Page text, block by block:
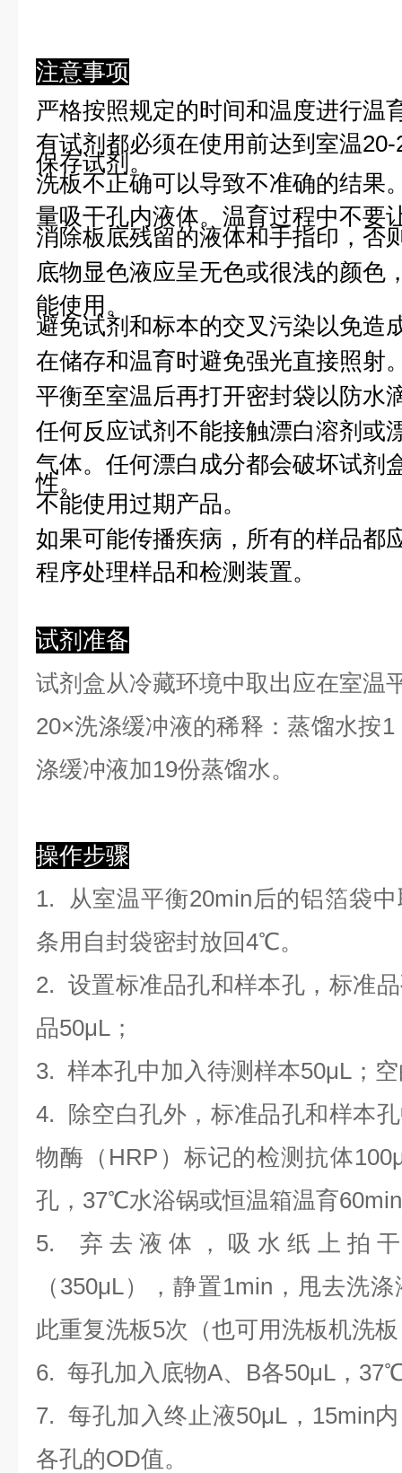
注意事项
严格按照规定的时间和温度进行温
有试剂都必须在使用前达到室温
保存试剂。
洗板不正确可以导致不准确的结果
量吸干孔内液体。温育过程中不要
消除板底残留的液体和手指印，否
底物显色液应呈无色或很浅的颜色
能使用。
避免试剂和标本的交叉污染以免造
在储存和温育时避免强光直接照射
平衡至室温后再打开密封袋以防水
任何反应试剂不能接触漂白溶剂或
气体。任何漂白成分都会破坏试剂
性。
不能使用过期产品。
如果可能传播疾病，所有的样品都
程序处理样品和检测装置。
试剂准备
试剂盒从冷藏环境中取出应在室温
20×洗涤缓冲液的稀释：蒸馏水按
涤缓冲液加19份蒸馏水。
操作步骤
1. 从室温平衡20min后的铝箔袋
条用自封袋密封放回4℃。
2. 设置标准品孔和样本孔，标准
品50μL；
3. 样本孔中加 入待测样本50μL；
4.
除空白孔外，标准品孔和样本
物酶（HRP）标记的检测抗体
孔，37℃水浴锅或恒温箱温育
5. 弃去液体，吸水纸上拍
（350μL）
，静置1min，甩去洗
此重复洗板5次（也可用洗板机洗
6. 每孔加入底物A、B各50μL，
7. 每孔加入终止液50μL，15min
各孔的OD值。